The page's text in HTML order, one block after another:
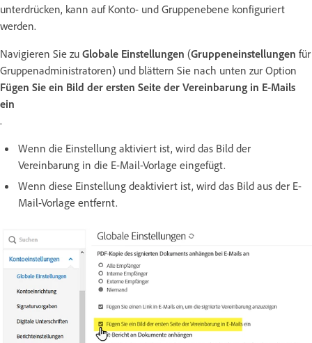
unterdrücken, kann auf Konto- und Gruppenebene konfiguriert
werden.
Navigieren Sie zu Globale Einstellungen (Gruppeneinstellungen für
Gruppenadministratoren) und blättern Sie nach unten zur Option
Fügen Sie ein Bild der ersten Seite der Vereinbarung in E-Mails
ein
.
Wenn die Einstellung aktiviert ist, wird das Bild der
Vereinbarung in die E-Mail-Vorlage eingefügt.
Wenn diese Einstellung deaktiviert ist, wird das Bild aus der E-
Mail-Vorlage entfernt.